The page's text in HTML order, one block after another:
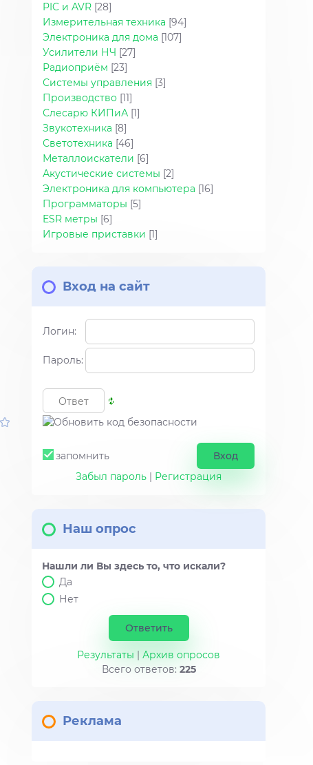
PIC и AVR [28]
Измерительная техника [94]
Электроника для дома [107]
Усилители НЧ [27]
Радиоприём [23]
Системы управления [3]
Производство [11]
Слесарю КИПиА [1]
Звукотехника [8]
Светотехника [46]
Металлоискатели [6]
Акустические системы [2]
Электроника для компьютера [16]
Программаторы [5]
ESR метры [6]
Игровые приставки [1]
Вход на сайт
Логин:
Пароль:
запомнить
Забыл пароль | Регистрация
Наш опрос
Нашли ли Вы здесь то, что искали?
Да
Нет
Результаты | Архив опросов
Всего ответов: 225
Реклама